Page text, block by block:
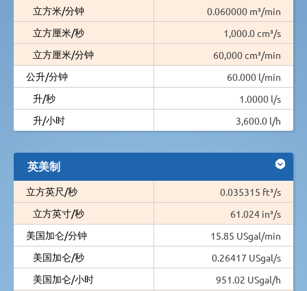
立方米/分钟
0.060000 m³/min
立方厘米/秒
1,000.0 cm³/s
立方厘米/分钟
60,000 cm³/min
公升/分钟
60.000 l/min
升/秒
1.0000 l/s
升/小时
3,600.0 l/h
英美制
立方英尺/秒
0.035315 ft³/s
立方英寸/秒
61.024 in³/s
美国加仑/分钟
15.85 USgal/min
美国加仑/秒
0.26417 USgal/s
美国加仑/小时
951.02 USgal/h